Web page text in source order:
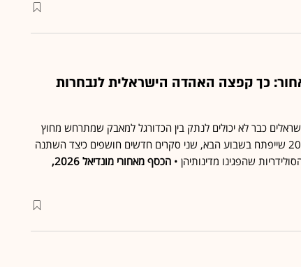
כך קפצה האהדה הישראלית לנבחרות
הישראלים כבר לא יכולים לנתק בין הכדורגל למאבק שמתרחש מחוץ
למגרש • לקראת גביע העולם 2026 שייפתח בשבוע הבא, שני סקרים חדשים חושפים כיצד השתנה
שהפגינו מדינותיהן •
הכסף מאחורי מונדיאל 2026,